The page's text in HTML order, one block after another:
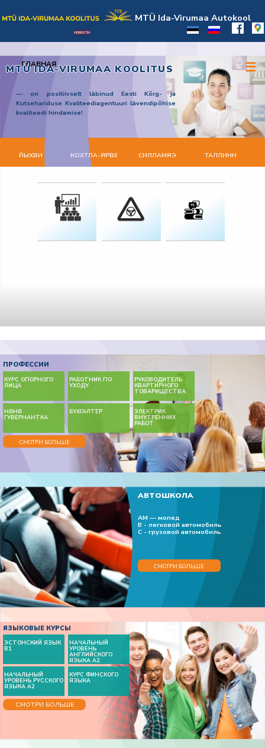
MTÜ Ida-Virumaa Autokool
НОВОСТИ
ГЛАВНАЯ ☰
MTÜ IDA-VIRUMAA KOOLITUS
— on positiivselt läbinud Eesti Kõrg- ja
Kutsehariduse Kvaliteediagentuuri lävendipõhise
kvaliteedi hindamise!
ЙЫХВИ КОХТЛА-ЯРВЕ СИЛЛАМЯЭ ТАЛЛИНН
ПРОФЕССИИ
КУРС ОПОРНОГО
ЛИЦА
РАБОТНИК ПО
УХОДУ
РУКОВОДИТЕЛЬ
КВАРТИРНОГО
ТОВАРИЩЕСТВА
НЯНЯ
ГУВЕРНАНТКА
БУХГАЛТЕР
ЭЛЕКТРИК
ВНУТРЕННИХ
РАБОТ
СМОТРИ БОЛЬШЕ
АВТОШКОЛА
АМ — мопед
В - легковой автомобиль
С - грузовой автомобиль
СМОТРИ БОЛЬШЕ
ЯЗЫКОВЫЕ КУРСЫ
ЭСТОНСКИЙ ЯЗЫК
B1
НАЧАЛЬНЫЙ
УРОВЕНЬ
АНГЛИЙСКОГО
ЯЗЫКА A2
НАЧАЛЬНЫЙ
УРОВЕНЬ РУССКОГО
ЯЗЫКА A2
КУРС ФИНСКОГО
ЯЗЫКА
СМОТРИ БОЛЬШЕ